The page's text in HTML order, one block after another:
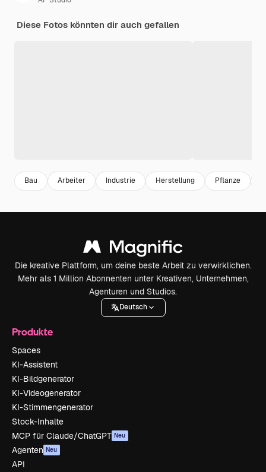
Diese Fotos könnten dir auch gefallen
Bau Arbeiter Industrie Herstellung Pflanze
Die kreative Plattform, um deine beste Arbeit zu verwirklichen.
Mehr als 1 Million Abonnenten unter Kreativen, Unternehmen,
Agenturen und Studios.
Deutsch
Produkte
Spaces
KI-Assistent
KI-Bildgenerator
KI-Videogenerator
KI-Stimmengenerator
Stock-Inhalte
MCP für Claude/ChatGPT Neu
Agenten Neu
API